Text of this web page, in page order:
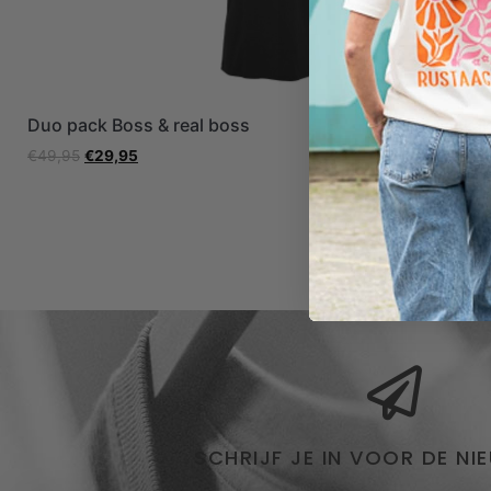
Duo pack Boss & real boss
€49,95 €29,95
Duo pack
39,90 €
SCHRIJF JE IN VOOR DE